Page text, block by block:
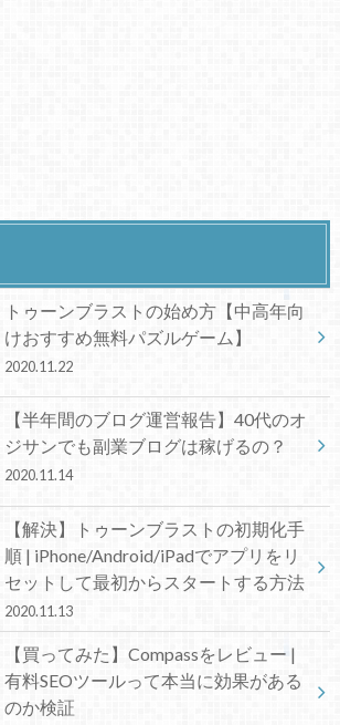
トゥーンブラストの始め方【中高年向
けおすすめ無料パズルゲーム】
2020.11.22
【半年間のブログ運営報告】40代のオ
ジサンでも副業ブログは稼げるの？
2020.11.14
【解決】トゥーンブラストの初期化手
順 | iPhone/Android/iPadでアプリをリ
セットして最初からスタートする方法
2020.11.13
【買ってみた】Compassをレビュー |
有料SEOツールって本当に効果がある
のか検証